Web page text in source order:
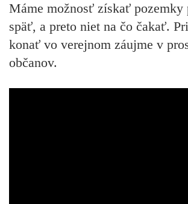
Máme možnosť získať pozemky
späť, a preto niet na čo čakať.
konať vo verejnom záujme v
občanov.